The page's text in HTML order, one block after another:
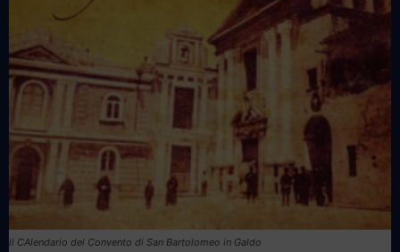
il CAlendario del Convento di San Bartolomeo in Galdo